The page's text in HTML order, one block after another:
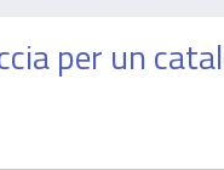
per un